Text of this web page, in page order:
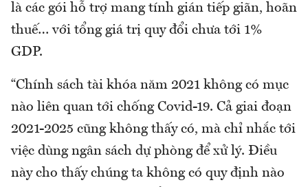
là các gói hỗ trợ mang tính gián tiếp giãn, hoãn
thuế… với tổng giá trị quy đổi chưa tới 1%
GDP.
“Chính sách tài khóa năm 2021 không có mục
nào liên quan tới chống Covid-19. Cả giai đoạn
2021-2025 cũng không thấy có, mà chỉ nhắc tới
việc dùng ngân sách dự phòng để xử lý. Điều
này cho thấy chúng ta không có quy định nào